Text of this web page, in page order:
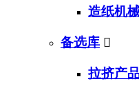
造纸机
备选库 
拉挤产